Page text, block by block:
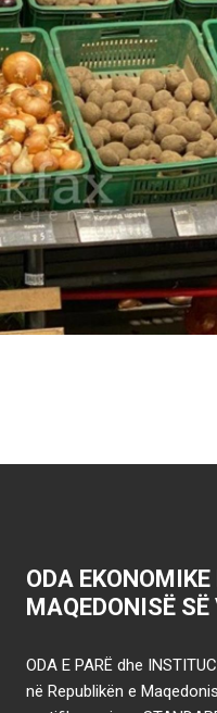
ODA EKONOMIKE
MAQEDONISË SË
ODA E PARË dhe
në Republikën e